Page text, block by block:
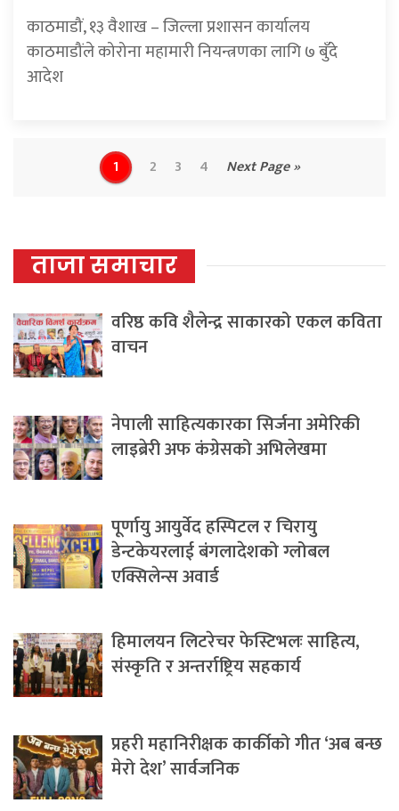
काठमाडौं, १३ वैशाख – जिल्ला प्रशासन कार्यालय
काठमाडौंले कोरोना महामारी नियन्त्रणका लागि ७ बुँदे
आदेश
1 2 3 4 Next Page »
ताजा समाचार
वरिष्ठ कवि शैलेन्द्र साकारको एकल कविता
वाचन
नेपाली साहित्यकारका सिर्जना अमेरिकी
लाइब्रेरी अफ कंग्रेसको अभिलेखमा
पूर्णायु आयुर्वेद हस्पिटल र चिरायु
डेन्टकेयरलाई बंगलादेशको ग्लोबल
एक्सिलेन्स अवार्ड
हिमालयन लिटरेचर फेस्टिभलः साहित्य,
संस्कृति र अन्तर्राष्ट्रिय सहकार्य
प्रहरी महानिरीक्षक कार्कीको गीत ‘अब बन्छ
मेरो देश’ सार्वजनिक